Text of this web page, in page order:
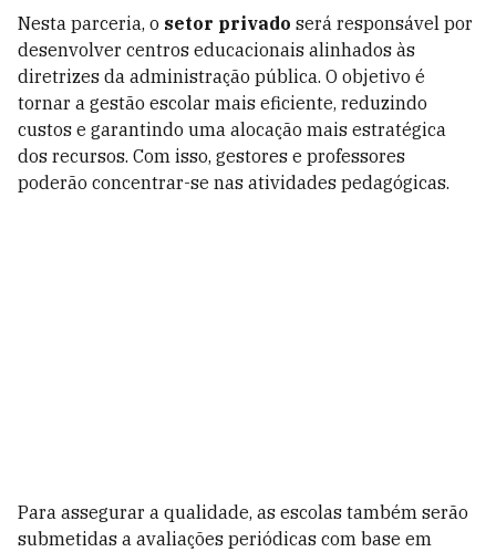
Nesta parceria, o setor privado será responsável por
desenvolver centros educacionais alinhados às
diretrizes da administração pública. O objetivo é
tornar a gestão escolar mais eficiente, reduzindo
custos e garantindo uma alocação mais estratégica
dos recursos. Com isso, gestores e professores
poderão concentrar-se nas atividades pedagógicas.
Para assegurar a qualidade, as escolas também serão
submetidas a avaliações periódicas com base em